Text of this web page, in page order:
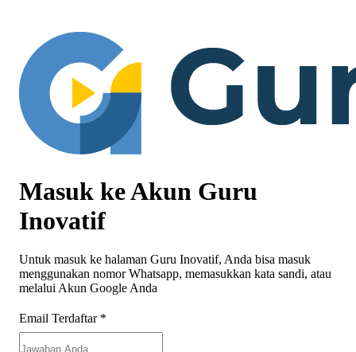
Masuk ke Akun Guru
Inovatif
Untuk masuk ke halaman Guru Inovatif, Anda bisa masuk
menggunakan nomor Whatsapp, memasukkan kata sandi, atau
melalui Akun Google Anda
Email Terdaftar *